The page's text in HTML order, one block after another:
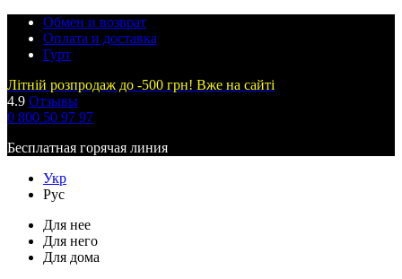
Обмен и возврат
Оплата и доставка
Гурт
Літній розпродаж до -500 грн! Вже на сайті
4.9 Отзывы
0 800 50 97 97
Бесплатная горячая линия
Укр
Рус
Для нее
Для него
Для дома